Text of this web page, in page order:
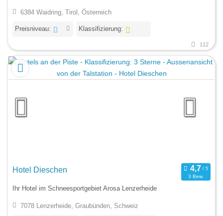
6384 Waidring, Tirol, Österreich
Preisniveau: Klassifizierung:
112
Hotel Dieschen
3 Bew.
Ihr Hotel im Schneesportgebiet Arosa Lenzerheide
7078 Lenzerheide, Graubünden, Schweiz